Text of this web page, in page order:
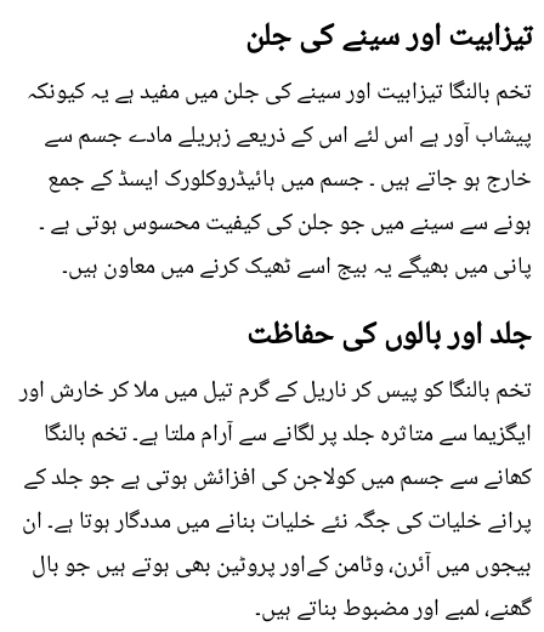
تیزابیت اور سینے کی جلن
تخم بالنگا تیزابیت اور سینے کی جلن میں مفید ہے یہ کیونکہ
پیشاب آور ہے اس لئے اس کے ذریعے زہریلے مادے جسم سے
خارج ہو جاتے ہیں ۔ جسم میں ہائیڈروکلورک ایسڈ کے جمع
ہونے سے سینے میں جو جلن کی کیفیت محسوس ہوتی ہے ۔
پانی میں بھیگے یہ بیج اسے ٹھیک کرنے میں معاون ہیں۔
جلد اور بالوں کی حفاظت
تخم بالنگا کو پیس کر ناریل کے گرم تیل میں ملا کر خارش اور
ایگزیما سے متاثرہ جلد پر لگانے سے آرام ملتا ہے۔ تخم بالنگا
کھانے سے جسم میں کولاجن کی افزائش ہوتی ہے جو جلد کے
پرانے خلیات کی جگہ نئے خلیات بنانے میں مددگار ہوتا ہے۔ ان
بیجوں میں آئرن، وٹامن کےاور پروٹین بھی ہوتے ہیں جو بال
گھنے، لمبے اور مضبوط بناتے ہیں۔